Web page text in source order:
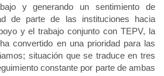
y generando un sentimiento de
de parte de las instituciones hacia
y el trabajo conjunto con TEPV, la
convertido en una prioridad para las
situación que se traduce en tres
constante por parte de ambas